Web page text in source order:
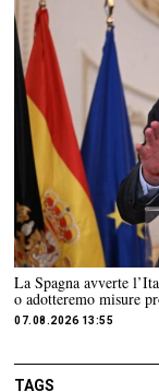
La Spagna avverte
o adotteremo misure
07.08.2026 13:55
TAGS